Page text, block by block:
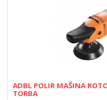
ADBL POLIR MAŠINA
TORBA